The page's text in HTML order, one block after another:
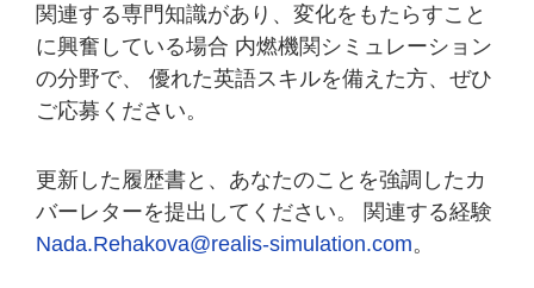
関連する専門知識があり、変化をもたらすこと
に興奮している場合 内燃機関シミュレーション
の分野で、 優れた英語スキルを備えた方、ぜひ
ご応募ください。
更新した履歴書と、あなたのことを強調したカ
バーレターを提出してください。 関連する経験
Nada.Rehakova@realis-simulation.com。